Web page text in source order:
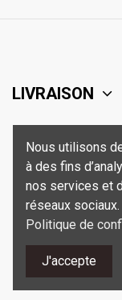
LIVRAISON
SUPPORT
SÉCURITÉ
CONTACT
Nous utilisons
à des fins
nos services et
réseaux
Politique de
J'accepte